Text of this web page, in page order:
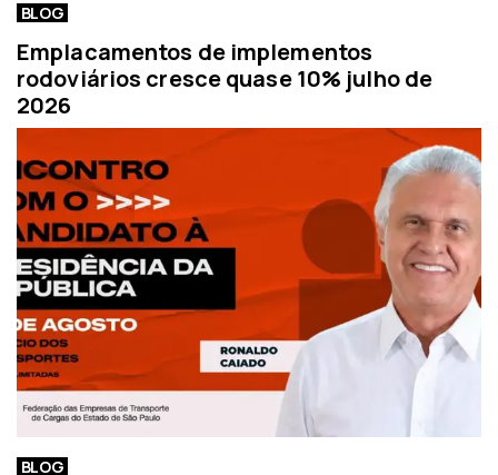
BLOG
Emplacamentos de implementos
rodoviários cresce quase 10% julho de
2026
BLOG